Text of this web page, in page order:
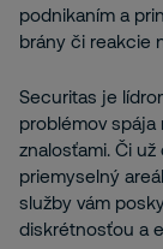
podnikaním a
brány či reakcie
Securitas je
problémov
znalosťami. Či
priemyselný
služby vám
diskrétnosťou a